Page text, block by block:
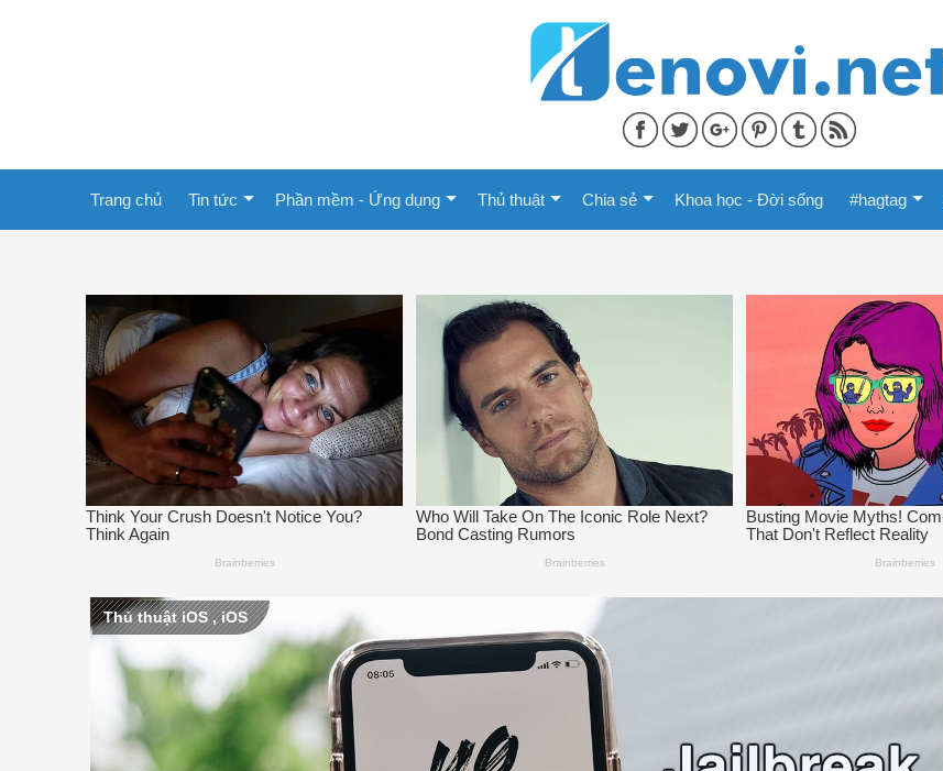
Trang chủ Tin tức Phần mềm - Ứng dụng Thủ thuật Chia sẻ Khoa học - Đời sống #hagtag
Thủ thuật iOS ,iOS